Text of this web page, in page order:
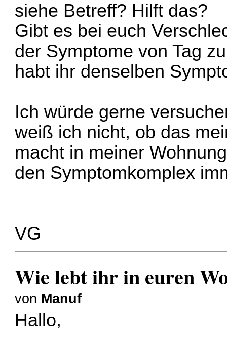
siehe Betreff? Hilft das?
Gibt es bei euch
der Symptome von Tag
habt ihr denselben
Ich würde gerne
weiß ich nicht, ob das
macht in meiner
den Symptomkomplex
VG
Wie lebt ihr in euren
von Manuf
Hallo,